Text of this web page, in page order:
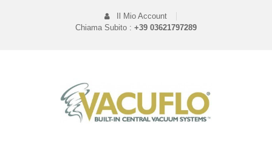
Il Mio Account
Chiama Subito : +39 03621797289